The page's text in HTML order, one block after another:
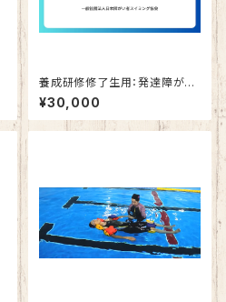
養成研修修了生用：発達障がい
者スイミングコーチ 3時間 集
中講義
¥30,000